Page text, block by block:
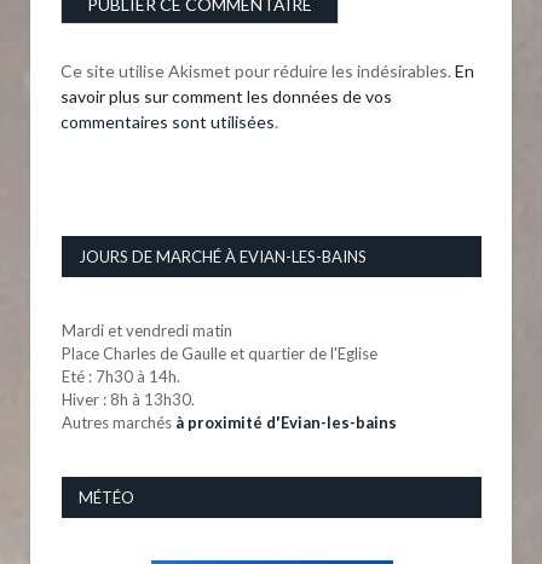
Ce site utilise Akismet pour réduire les indésirables. En
savoir plus sur comment les données de vos
commentaires sont utilisées.
JOURS DE MARCHÉ À EVIAN-LES-BAINS
Mardi et vendredi matin
Place Charles de Gaulle et quartier de l'Eglise
Eté : 7h30 à 14h.
Hiver : 8h à 13h30.
Autres marchés à proximité d'Evian-les-bains
MÉTÉO